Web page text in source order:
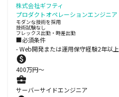
株式会社ギフティ
プロダクトオペレーションエンジニア
モダンな技術を採用
技術試験なし
フレックス出勤・時差出勤
■必須条件
- Web開発または運用保守経験2年以上
400万円〜
サーバーサイドエンジニア